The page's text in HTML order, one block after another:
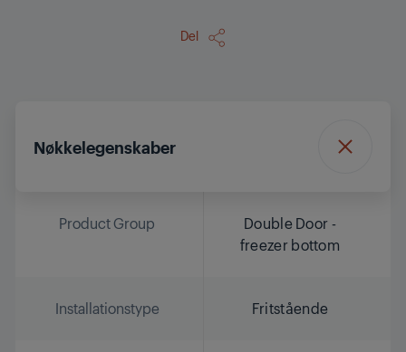
Del
Nøkkelegenskaber
Product Group
Double Door -
freezer bottom
Installationstype Fritstående